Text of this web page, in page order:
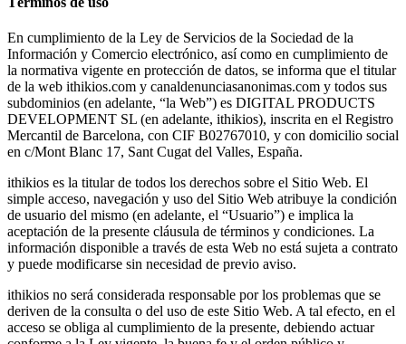
En cumplimiento de la Ley de Servicios de la Sociedad de la
Información y Comercio electrónico, así como en cumplimiento de
la normativa vigente en protección de datos, se informa que el titular
de la web ithikios.com y canaldenunciasanonimas.com y todos sus
subdominios (en adelante, “la Web”) es DIGITAL PRODUCTS
DEVELOPMENT SL (en adelante, ithikios), inscrita en el Registro
Mercantil de Barcelona, con CIF B02767010, y con domicilio social
en c/Mont Blanc 17, Sant Cugat del Valles, España.
ithikios es la titular de todos los derechos sobre el Sitio Web. El
simple acceso, navegación y uso del Sitio Web atribuye la condición
de usuario del mismo (en adelante, el “Usuario”) e implica la
aceptación de la presente cláusula de términos y condiciones. La
información disponible a través de esta Web no está sujeta a contrato
y puede modificarse sin necesidad de previo aviso.
ithikios no será considerada responsable por los problemas que se
deriven de la consulta o del uso de este Sitio Web. A tal efecto, en el
acceso se obliga al cumplimiento de la presente, debiendo actuar